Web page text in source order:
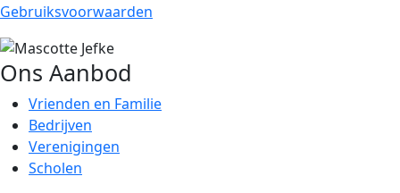
Gebruiksvoorwaarden
Afbeelding
Ons Aanbod
Vrienden en Familie
Bedrijven
Verenigingen
Scholen